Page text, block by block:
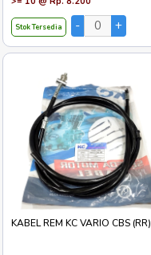
Stok Tersedia
KABEL REM KC VARIO CBS (RR)